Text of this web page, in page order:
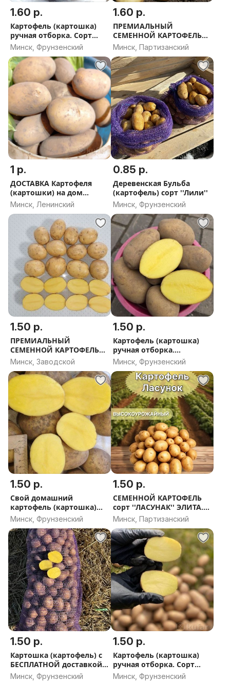
1.60 р.
Картофель (картошка)
ручная отборка. Сорт
''Живица''
Минск, Фрунзенский
1.60 р.
ПРЕМИАЛЬНЫЙ
СЕМЕННОЙ КАРТОФЕЛЬ
(выбор оригинальных
сортов) Доставка по
Минску
Минск, Партизанский
1 р.
ДОСТАВКА Картофеля
(картошки) на дом
сорт''Мара''
Минск, Ленинский
0.85 р.
Деревенская Бульба
(картофель) сорт ''Лили''
Минск, Фрунзенский
1.50 р.
ПРЕМИАЛЬНЫЙ
СЕМЕННОЙ КАРТОФЕЛЬ
(выбор оригинальных
сортов) Доставка по
Минску
Минск, Заводской
1.50 р.
Картофель (картошка)
ручная отборка.
Доставка
Минск, Фрунзенский
1.50 р.
Свой домашний
картофель (картошка)
сорт ''Янка''
Минск, Фрунзенский
1.50 р.
СЕМЕННОЙ КАРТОФЕЛЬ
сорт ''ЛАСУНАК'' ЭЛИТА.
Доставка по Минску
Минск, Партизанский
1.50 р.
Картошка (картофель) с
БЕСПЛАТНОЙ доставкой
сорт ''ГАЛА''
Минск, Фрунзенский
1.50 р.
Картофель (картошка)
ручная отборка. Сорт
''Джулия''
Минск, Фрунзенский